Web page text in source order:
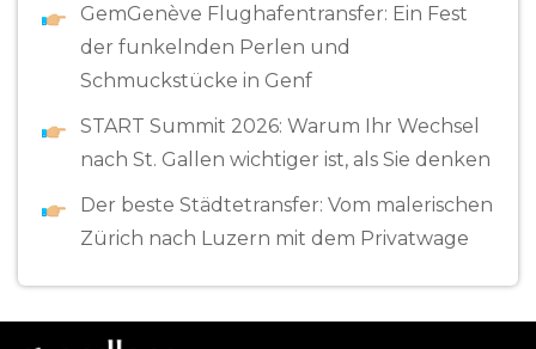
GemGenève Flughafentransfer: Ein Fest
der funkelnden Perlen und
Schmuckstücke in Genf
START Summit 2026: Warum Ihr Wechsel
nach St. Gallen wichtiger ist, als Sie denken
Der beste Städtetransfer: Vom malerischen
Zürich nach Luzern mit dem Privatwage